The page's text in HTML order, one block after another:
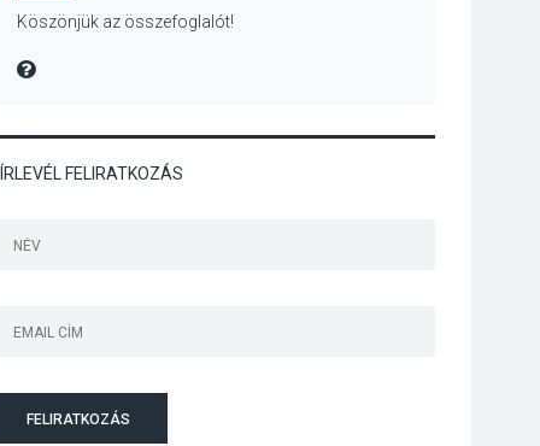
Köszönjük az összefoglalót!
MIRE MONDTA
FELIRATKOZÁS
FELIRATKOZÁS